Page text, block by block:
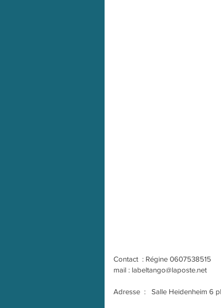
Contact  : Régine 0607538515
mail : labeltango@laposte.net
Adresse  :   Salle Heidenheim 6